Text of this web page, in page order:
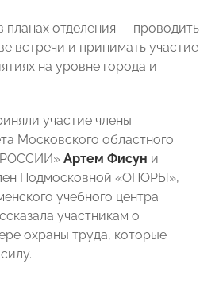
планах отделения — проводить
встречи и принимать участие
на уровне города и
участие члены
Московского областного
РОССИИ» Артем Фисун и
Подмосковной «ОПОРЫ»,
учебного центра
участникам о
охраны труда, которые